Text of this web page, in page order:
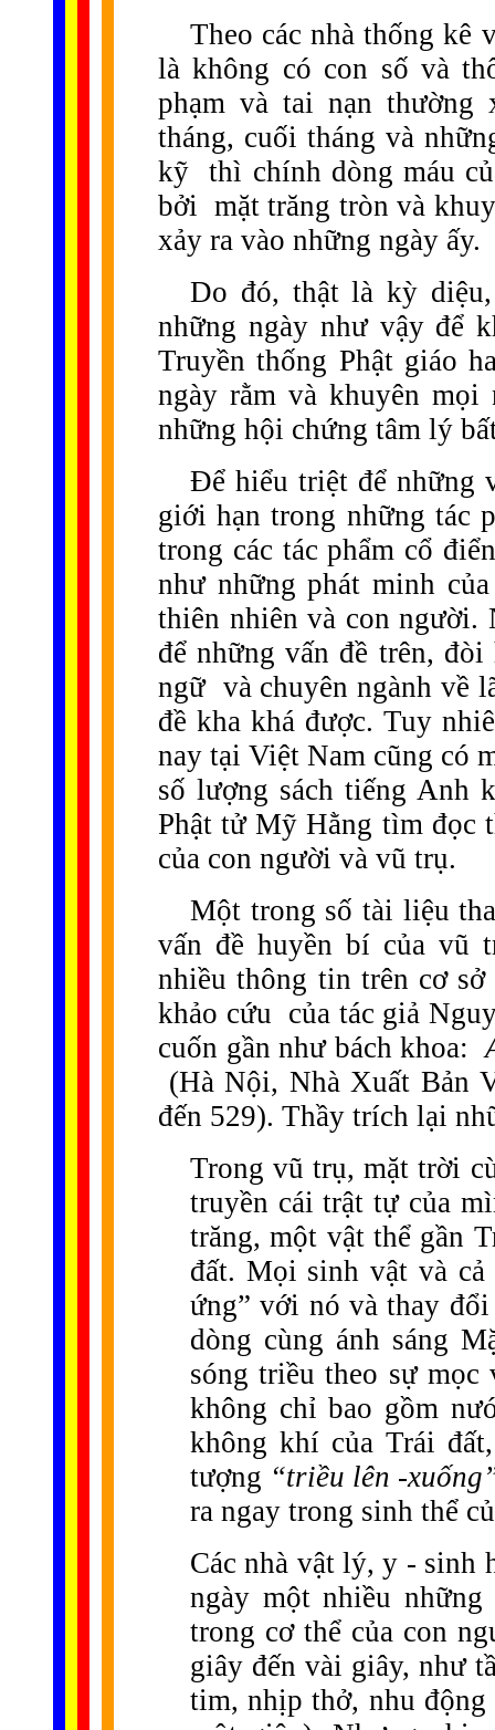
Theo các nhà thống kê
là không có con số và
phạm và tai nạn thường
tháng, cuối tháng và
kỹ
thì chính dòng máu
bởi mặt trăng tròn và
xảy ra vào những ngày ấy.
Do đó, thật là kỳ
những ngày như vậy để
Truyền thống Phật giáo
ngày rằm và khuyên
những hội chứng tâm lý
Để hiểu triệt để những
giới hạn trong những tác
trong các tác phẩm cổ
như những phát minh
thiên nhiên và con người.
để những vấn đề trên,
ngữ và chuyên ngành về
đề kha khá được. Tuy
nay tại Việt Nam cũng có
số lượng sách tiếng Anh
Phật tử Mỹ Hằng tìm đọc
của con người và vũ trụ.
Một trong số tài liệu
vấn đề huyền bí của vũ
nhiều thông tin trên cơ
khảo cứu của tác giả
cuốn gần như bách khoa:
(Hà Nội, Nhà Xuất Bản
đến 529). Thầy trích lại
Trong vũ trụ, mặt trời
truyền cái trật tự của
trăng, một vật thể gần
đất. Mọi sinh vật và
ứng” với nó và thay
dòng cùng ánh sáng
sóng triều theo sự mọc
không chỉ bao gồm
không khí của Trái
tượng “triều lên -
ra ngay trong sinh thể
Các nhà vật lý, y - sinh
ngày một nhiều
trong cơ thể của con
giây đến vài giây, như
tim, nhịp thở, nhu